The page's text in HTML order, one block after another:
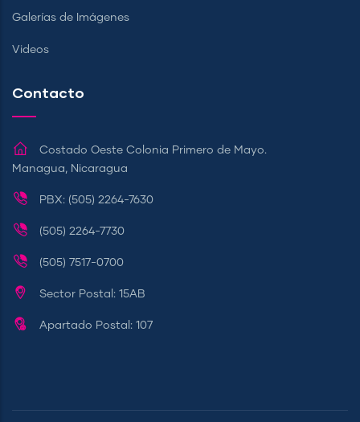
Galerías de Imágenes
Videos
Contacto
Costado Oeste Colonia Primero de Mayo.
Managua, Nicaragua
PBX: (505) 2264-7630
(505) 2264-7730
(505) 7517-0700
Sector Postal: 15AB
Apartado Postal: 107